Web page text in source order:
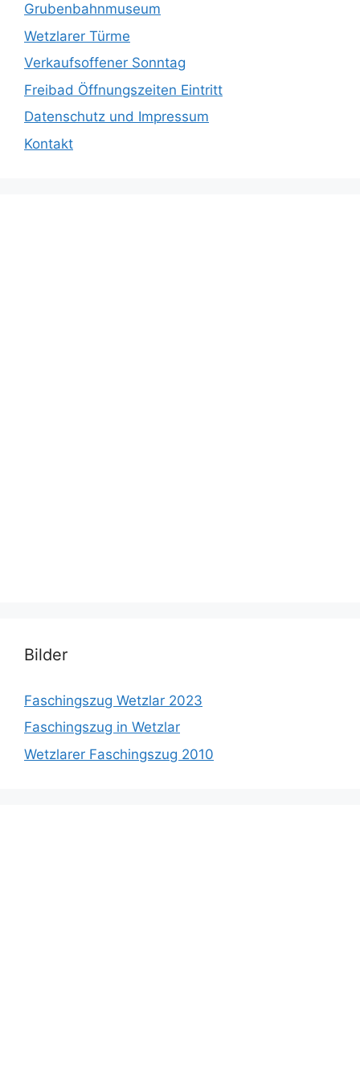
Grubenbahnmuseum
Wetzlarer Türme
Verkaufsoffener Sonntag
Freibad Öffnungszeiten Eintritt
Datenschutz und Impressum
Kontakt
Bilder
Faschingszug Wetzlar 2023
Faschingszug in Wetzlar
Wetzlarer Faschingszug 2010